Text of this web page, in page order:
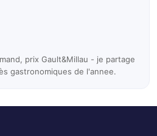
prix Gault&Millau - je partage
gastronomiques de l'annee.